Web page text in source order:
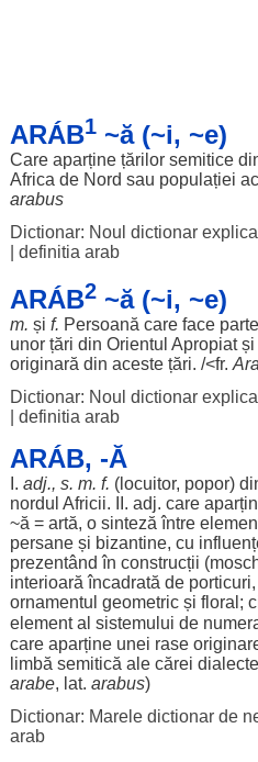
ARÁB1~ă (~i, ~e)
Care aparține țărilor semitice
Africa de Nord sau populației
arabus
Dictionar: Noul dictionar
definitia arab
ARÁB2~ă (~i, ~e)
m. și f. Persoană care face parte
unor țări din Orientul Apropiatși
originară din aceste țări. /<fr.
Dictionar: Noul dictionar
definitia arab
ARÁB, -Ă
I. adj., s. m. f. (locuitor, popor)
nordul Africii. II. adj. care
~ă = artă, o sinteză între
persaneși bizantine, cu
prezentând în construcții (
interioară încadrată de porticuri,
ornamentul geometricși floral ;
elemental sistemului de
care aparțineunei rase
limbă semitică ale cărei dialecte
arabe, lat. arabus)
Dictionar: Marele dictionar de
arab